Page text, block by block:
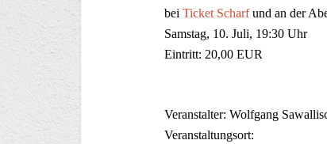
bei Ticket Scharfund an der
Samstag, 10. Juli, 19:30 Uhr
Eintritt: 20,00 EUR
Veranstalter: Wolfgang
Veranstaltungsort: